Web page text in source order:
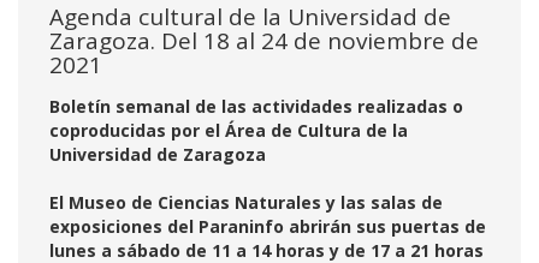
Agenda cultural de la Universidad de
Zaragoza. Del 18 al 24 de noviembre de
2021
Boletín semanal de las actividades realizadas o
coproducidas por el Área de Cultura de la
Universidad de Zaragoza
El Museo de Ciencias Naturales y las salas de
exposiciones del Paraninfo abrirán sus puertas de
lunes a sábado de 11 a 14 horas y de 17 a 21 horas